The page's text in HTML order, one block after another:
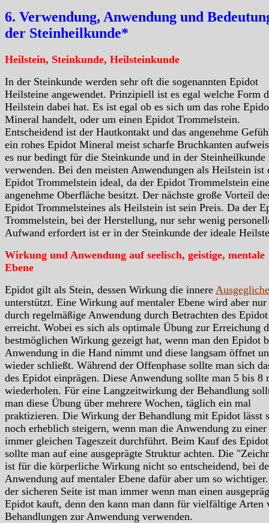
6. Verwendung, Anwendung und
der Steinheilkunde*
Heilstein, Steinkunde, Heilsteinkunde
In der Steinkunde werden sehr oft die sogenannten Epidot
Heilsteine angewendet. Prinzipiell ist es egal welche Form
Heilstein dabei hat. Es ist egal ob es sich um das rohe
Mineral handelt, oder um einen Epidot Trommelstein.
Entscheidend ist der Hautkontakt und das angenehme
ein rohes Epidot Mineral meist scharfe Bruchkanten
es nur bedingt für die Steinkunde und in der Steinheilkunde
verwenden. Bei den meisten Anwendungen als Heilstein ist
Epidot Trommelstein ideal, da der Epidot Trommelstein eine
angenehme Oberfläche besitzt. Der nächste große Vorteil
Epidot Trommelsteines als Heilstein ist sein Preis. Da der
Trommelstein, bei der Herstellung, nur sehr wenig
Aufwand erfordert ist er in der Steinkunde der ideale
Wirkung und Anwendung auf seelisch, geistige, mentale
Ebene
Epidot gilt als Stein, dessen Wirkung die innere
unterstützt. Eine Wirkung auf mentaler Ebene wird aber nur
durch regelmäßige Anwendung durch Betrachten des Epidot
erreicht. Wobei es sich als optimale Übung zur Erreichung
bestmöglichen Wirkung gezeigt hat, wenn man den Epidot
Anwendung in die Hand nimmt und diese langsam öffnet
wieder schließt. Während der Offenphase sollte man sich
des Epidot einprägen. Diese Anwendung sollte man 5 bis 8
wiederholen. Für eine Langzeitwirkung der Behandlung
man diese Übung über mehrere Wochen, täglich ein mal
praktizieren. Die Wirkung der Behandlung mit Epidot lässt
noch erheblich steigern, wenn man die Anwendung zu einer
immer gleichen Tageszeit durchführt. Beim Kauf des Epidot
sollte man auf eine ausgeprägte Struktur achten. Die
ist für die körperliche Wirkung nicht so entscheidend, bei
Anwendung auf mentaler Ebene dafür aber um so
der sicheren Seite ist man immer wenn man einen
Epidot kauft, denn den kann man dann für vielfältige Arten
Behandlungen zur Anwendung verwenden.